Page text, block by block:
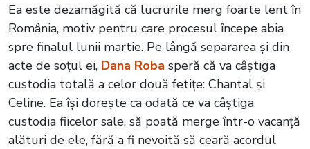
Ea este dezamăgită că lucrurile merg foarte lent în
România, motiv pentru care procesul începe abia
spre finalul lunii martie. Pe lângă separarea și din
acte de soțul ei, Dana Roba speră că va câștiga
custodia totală a celor două fetițe: Chantal și
Celine. Ea își dorește ca odată ce va câștiga
custodia fiicelor sale, să poată merge într-o vacanță
alături de ele, fără a fi nevoită să ceară acordul